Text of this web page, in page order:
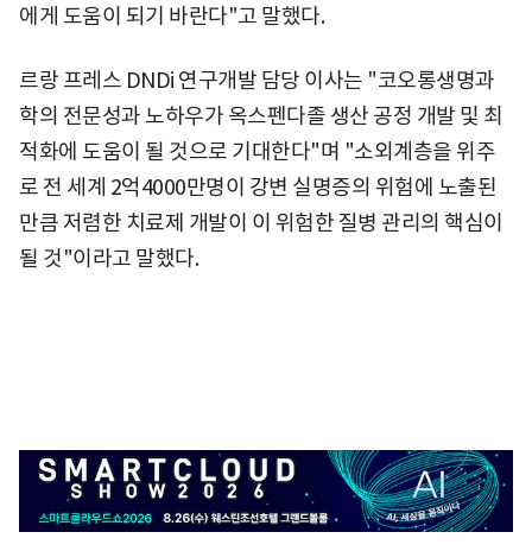
에게 도움이 되기 바란다"고 말했다.
르랑 프레스 DNDi 연구개발 담당 이사는 "코오롱생명과
학의 전문성과 노하우가 옥스펜다졸 생산 공정 개발 및 최
적화에 도움이 될 것으로 기대한다"며 "소외계층을 위주
로 전 세계 2억4000만명이 강변 실명증의 위험에 노출된
만큼 저렴한 치료제 개발이 이 위험한 질병 관리의 핵심이
될 것"이라고 말했다.